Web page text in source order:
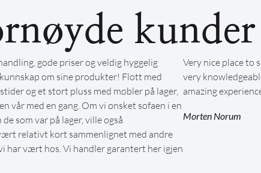
kunder
gode priser og veldig hyggelig
om sine produkter! Flott med
og et stort pluss med møbler på lager,
vår med en gang. Om vi ønsket sofaen i en
som var på lager, ville også
relativt kort sammenlignet med andre
har vært hos. Vi handler garantert her igjen
Very nice place to
very
amazing
Morten Norum